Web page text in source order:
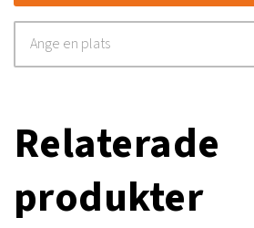
Relaterade
produkter